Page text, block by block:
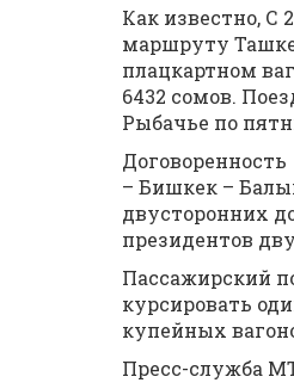
Как известно, С
маршруту
плацкартном
6432 сомов.
Рыбачье по
– Бишкек –
двусторонних
президентов
Пассажирский
курсировать
купейных
Пресс-служба